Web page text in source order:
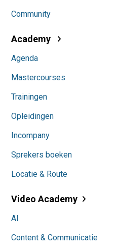
Community
Academy
Agenda
Mastercourses
Trainingen
Opleidingen
Incompany
Sprekers boeken
Locatie & Route
Video Academy
AI
Content & Communicatie